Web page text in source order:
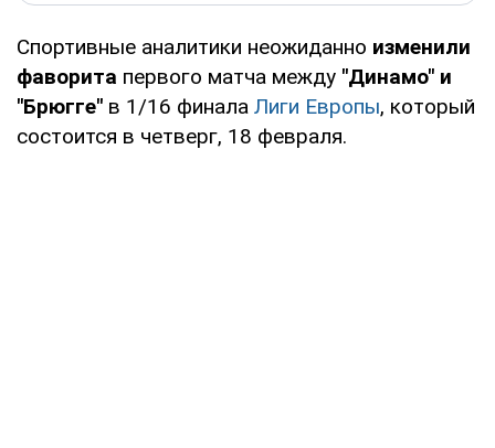
Спортивные аналитики неожиданно изменили
фаворита первого матча между "Динамо" и
"Брюгге" в 1/16 финала Лиги Европы, который
состоится в четверг, 18 февраля.